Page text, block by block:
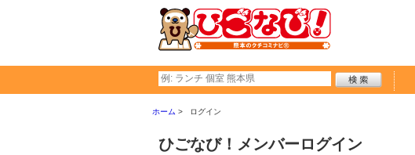
ホーム ログイン
ひごなび！メンバーログイン